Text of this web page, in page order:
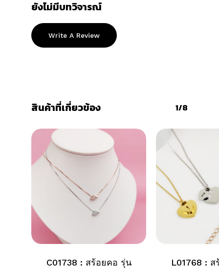
ยังไม่มีบทวิจารณ์
Write A Review
สินค้าที่เกี่ยวข้อง 1/8
C01738 : สร้อยคอ รุ่น
L01768 :